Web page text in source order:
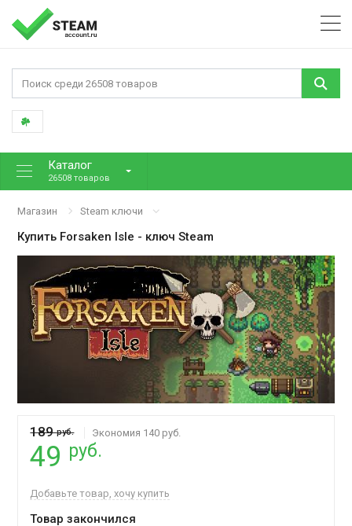
Каталог
26508 товаров
Магазин Steam ключи
Купить Forsaken Isle - ключ Steam
189руб. Экономия 140 руб.
49 руб.
Добавьте товар, хочу купить
Товар закончился